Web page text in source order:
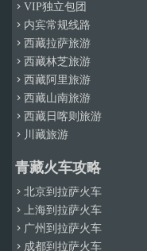
 VIP独立包团
 内宾常规线路
 西藏拉萨旅游
 西藏林芝旅游
 西藏阿里旅游
 西藏山南旅游
 西藏日喀则旅游
 川藏旅游
青藏火车攻略
 北京到拉萨火车
 上海到拉萨火车
 广州到拉萨火车
 成都到拉萨火车